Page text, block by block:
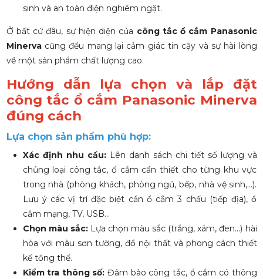
sinh và an toàn điện nghiêm ngặt.
Ở bất cứ đâu, sự hiện diện của công tắc ổ cắm Panasonic
Minerva cũng đều mang lại cảm giác tin cậy và sự hài lòng
về một sản phẩm chất lượng cao.
Hướng dẫn lựa chọn và lắp đặt
công tắc ổ cắm Panasonic Minerva
đúng cách
Lựa chọn sản phẩm phù hợp:
Xác định nhu cầu: Lên danh sách chi tiết số lượng và
chủng loại công tắc, ổ cắm cần thiết cho từng khu vực
trong nhà (phòng khách, phòng ngủ, bếp, nhà vệ sinh,...).
Lưu ý các vị trí đặc biệt cần ổ cắm 3 chấu (tiếp địa), ổ
cắm mạng, TV, USB...
Chọn màu sắc:Lựa chọn màu sắc (trắng, xám, đen...) hài
hòa với màu sơn tường, đồ nội thất và phong cách thiết
kế tổng thể.
Kiểm tra thông số:Đảm bảo công tắc, ổ cắm có thông